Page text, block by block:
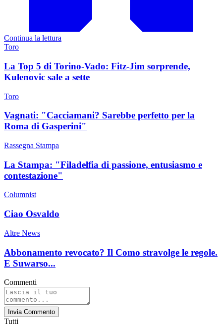
Continua la lettura
Toro
La Top 5 di Torino-Vado: Fitz-Jim sorprende,
Kulenovic sale a sette
Toro
Vagnati: "Cacciamani? Sarebbe perfetto per la
Roma di Gasperini"
Rassegna Stampa
La Stampa: "Filadelfia di passione, entusiasmo e
contestazione"
Columnist
Ciao Osvaldo
Altre News
Abbonamento revocato? Il Como stravolge le regole.
E Suwarso...
Commenti
Invia Commento
Tutti